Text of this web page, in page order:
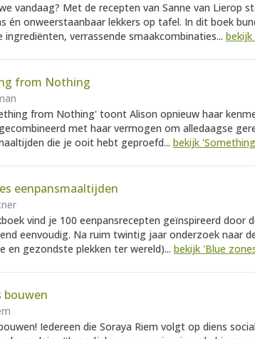
vandaag? Met de recepten van Sanne van Lierop
én onweerstaanbaar lekkers op tafel. In dit boek
ingrediënten, verrassende smaakcombinaties... bekijk
from Nothing
from Nothing' toont Alison opnieuw haar
met haar vermogen om alledaagse
die je ooit hebt geproefd... bekijk
eenpansmaaltijden
vind je 100 eenpansrecepten geïnspireerd door
eenvoudig. Na ruim twintig jaar onderzoek naar
en gezondste plekken ter wereld)... bekijk 'Blue
bouwen
Iedereen die Soraya Riem volgt op diens